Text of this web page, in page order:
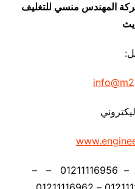
شركة المهندس منسي للتغليف
موبايل: 01211116954 – – 01211116956 – –